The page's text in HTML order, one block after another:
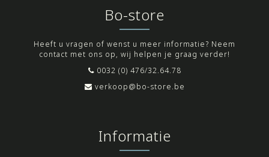
Bo-store
Heeft u vragen of wenst u meer informatie? Neem
contact met ons op, wij helpen je graag verder!
0032 (0) 476/32.64.78
verkoop@bo-store.be
Informatie